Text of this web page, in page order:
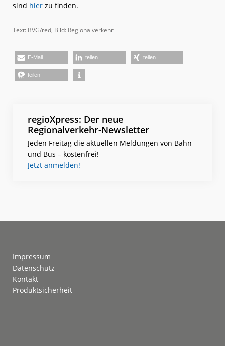
sind hier zu finden.
Text: BVG/red, Bild: Regionalverkehr
E-Mail teilen teilen
teilen
regioXpress: Der neue
Regionalverkehr-Newsletter
Jeden Freitag die aktuellen Meldungen von Bahn
und Bus – kostenfrei!
Jetzt anmelden!
Impressum
Datenschutz
Kontakt
Produktsicherheit